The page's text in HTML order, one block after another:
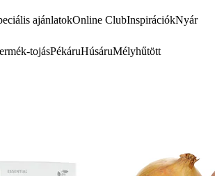
ajánlatokOnline ClubInspirációkNyár
tojásPékáruHúsáruMélyhűtött